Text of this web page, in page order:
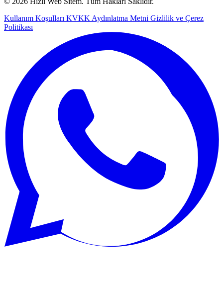
Kullanım Koşulları KVKK Aydınlatma Metni Gizlilik ve Çerez
Politikası